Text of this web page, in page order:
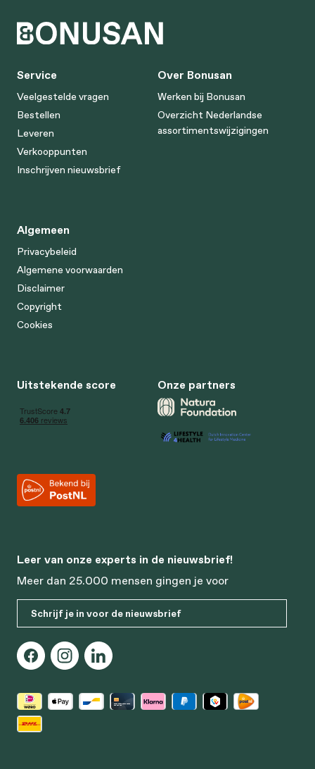
Service
Veelgestelde vragen
Bestellen
Leveren
Verkooppunten
Inschrijven nieuwsbrief
Over Bonusan
Werken bij Bonusan
Overzicht Nederlandse
assortimentswijzigingen
Algemeen
Privacybeleid
Algemene voorwaarden
Disclaimer
Copyright
Cookies
Uitstekende score Onze partners
Leer van onze experts in de nieuwsbrief!
Meer dan 25.000 mensen gingen je voor
Schrijf je in voor de nieuwsbrief